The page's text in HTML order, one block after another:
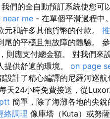
我們的全自動預訂系統使您可
near me - 在單個平滑過程中。
元和許多其他貨幣的付款。
尾的平穩且無故障的體驗。
則應支付總金額。 對我們來
提供舒適的環境。 on page
設計了精心編譯的尼羅河巡
天24小時免費接送，從
簡單，除了海灘各地的尖
絡調理 像庫塔（Kuta）或努